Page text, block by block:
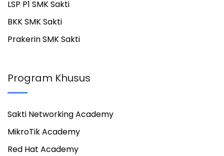
LSP P1 SMK Sakti
BKK SMK Sakti
Prakerin SMK Sakti
Program Khusus
Sakti Networking Academy
MikroTik Academy
Red Hat Academy